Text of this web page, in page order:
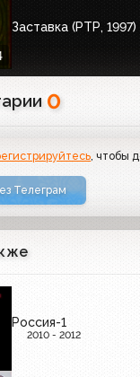
Заставка (РТР,
0
, чтобы
Телеграм
Россия-1
2010 - 2012